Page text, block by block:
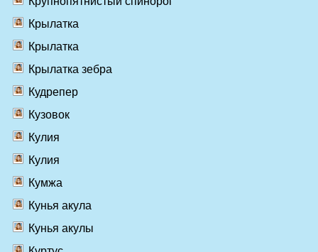
Крылатка
Крылатка
Крылатка зебра
Кудрепер
Кузовок
Кулия
Кулия
Кумжа
Кунья акула
Кунья акулы